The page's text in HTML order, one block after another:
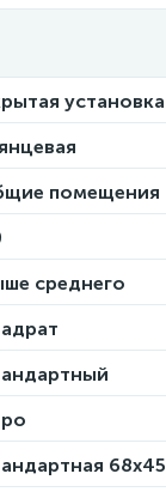
установка
помещения
среднего
68х45